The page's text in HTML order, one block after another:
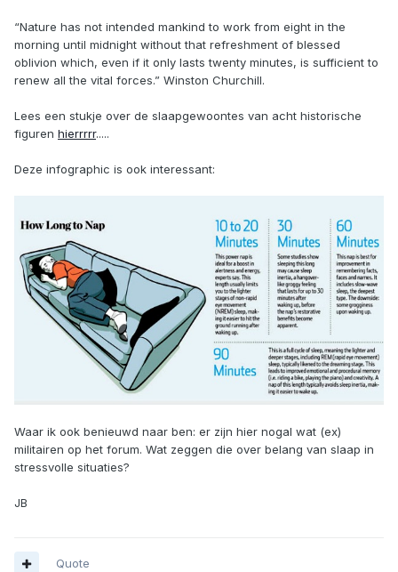
“Nature has not intended mankind to work from eight in the
morning until midnight without that refreshment of blessed
oblivion which, even if it only lasts twenty minutes, is sufficient to
renew all the vital forces.” Winston Churchill.
Lees een stukje over de slaapgewoontes van acht historische
figuren hierrrrr.....
Deze infographic is ook interessant:
Waar ik ook benieuwd naar ben: er zijn hier nogal wat (ex)
militairen op het forum. Wat zeggen die over belang van slaap in
stressvolle situaties?
JB
Quote